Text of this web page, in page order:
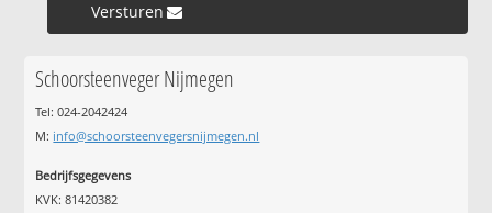
Versturen »
Schoorsteenveger Nijmegen
Tel: 024-2042424
M: info@schoorsteenvegersnijmegen.nl
Bedrijfsgegevens
KVK: 81420382